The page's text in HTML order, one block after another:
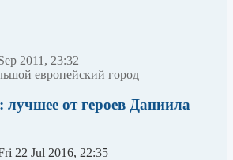
2011, 23:32
европейский город
от героев Даниила
22 Jul 2016, 22:35